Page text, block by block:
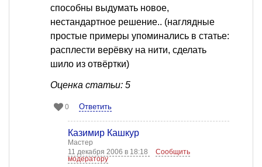
способны выдумать новое,
нестандартное решение.. (наглядные
простые примеры упоминались в статье:
расплести верёвку на нити, сделать
шило из отвёртки)
Оценка статьи: 5
0 Ответить
Казимир Кашкур
Мастер
11 декабря 2006 в 18:18
Сообщить
модератору